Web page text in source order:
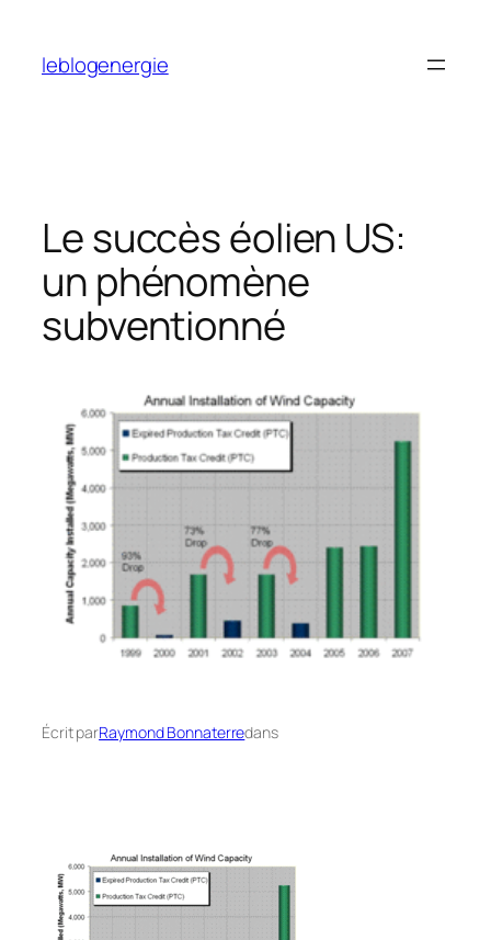
contenu
leblogenergie
Le succès éolien US:
un phénomène
subventionné
Écrit parRaymond Bonnaterredans